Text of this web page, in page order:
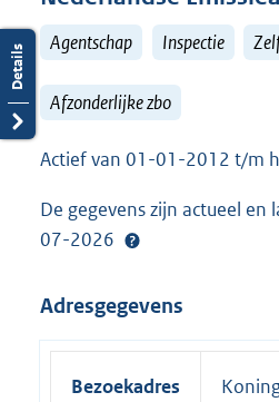
Agentschap Inspectie
Afzonderlijke zbo
Actief van 01-01-2012 t/m
De gegevens zijn actueel
07-2026
Adresgegevens
Bezoekadres